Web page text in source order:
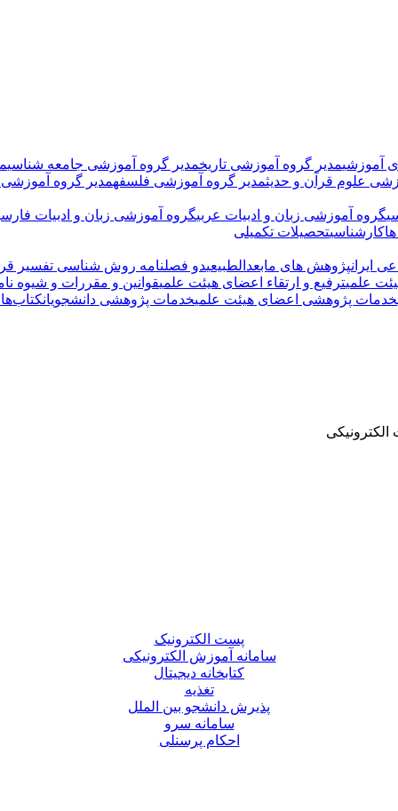
آموزشیمدیر گروه آموزشی تاریخمدیر گروه آموزشی جامعه شناسی
علوم قرآن و حدیثمدیر گروه آموزشی فلسفهمدیر گروه
گروه آموزشی زبان و ادبیات عربیگروه آموزشی زبان و ادبیات
کارشناسیتحصیلات تکمیلی
ایرانپژوهش های مابعدالطبیعیدو فصلنامه روش شناسی تفسیر
علمیترفیع و ارتقاء اعضای هیئت علمیقوانین و مقررات و شیوه
خدمات پژوهشی اعضای هیئت علمیخدمات پژوهشی دانشجویان
پست الکترونیک
سامانه آموزش الکترونیکی
کتابخانه دیجیتال
تغذیه
پذیرش دانشجو بین الملل
سامانه سرو
احکام پرسنلی